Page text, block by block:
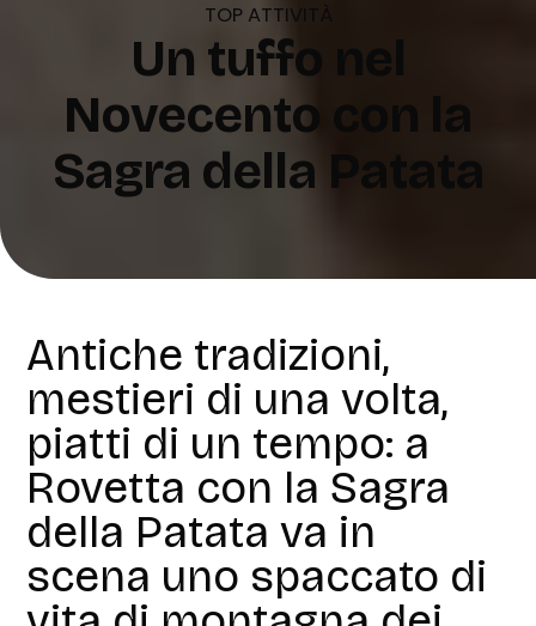
TOP ATTIVITÀ
Un tuffo nel
Novecento con la
Sagra della Patata
Antiche tradizioni,
mestieri di una volta,
piatti di un tempo: a
Rovetta con la Sagra
della Patata va in
scena uno spaccato di